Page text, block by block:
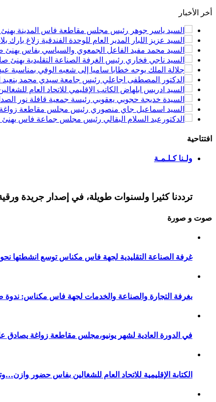
أخر الأخبار
السيد ياسر جوهر رئيس مجلس مقاطعة فاس المدينة يهنئ صاحب الجلالة
السيد عزيز اللبار المدير العام للوحدة الفندقية زلاغ
السيد محمد مفيد الفاعل الجمعوي والسياسي بفاس يهنئ صاحب الجلالة
السيد ناجي فخاري رئيس الغرفة الصناعة التقليدية يهنئ صاحب
جلالة الملك يوجه خطابا ساميا إلى شعبه الوفي بمناسبة
الدكتور المصطفى اجاعلي رئيس جامعة سيدي محمد بنعبد
السيد ادريس ابلهاض الكاتب الإقليمي للاتحاد العام
السيدة خديجة حجوبي يعقوبي رئيسة جمعية قافلة نور
السيد اسماعيل جاي منصوري رئيس مجلس مقاطعة زواغة
الدكتورعبد السلام البقالي رئيس مجلس جماعة فاس
افتتاحية
ولـنا كـلـمـة
ترددنا كثيرا ولسنوات طويلة، في إصدار جريدة
صوت و صورة
غرفة الصناعة التقليدية لجهة فاس مكناس توسع انشطتها نحو
بغرفة التجارة والصناعة والخدمات لجهة فاس مكناس:
في الدورة العادية لشهر يونيو،مجلس مقاطعة زواغة يصادق
الكتابة الإقليمية للاتحاد العام للشغالين بفاس حضور